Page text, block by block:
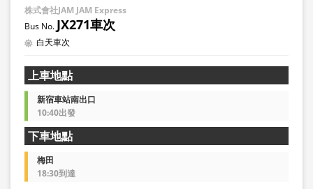
株式會社JAM JAM Express
JX271車次
白天車次
上車地點
新宿車站南出口
10:40出發
下車地點
梅田
18:30到達